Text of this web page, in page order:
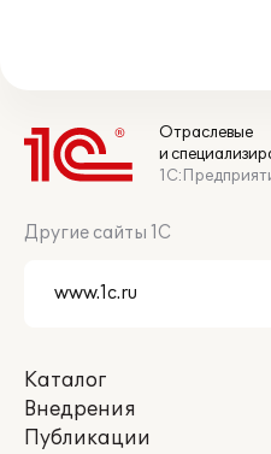
Отраслевые
и
Другие сайты 1С
Каталог
Внедрения
Публикации